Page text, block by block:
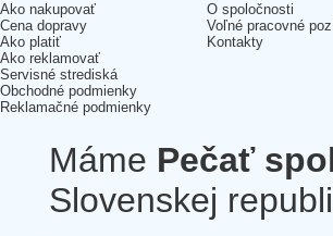
Ako nakupovať
Cena dopravy
Ako platiť
Ako reklamovať
Servisné strediská
Obchodné podmienky
Reklamačné podmienky
O spoločnosti
Voľné pracovné
Kontakty
Máme Pečať
Slovenskej